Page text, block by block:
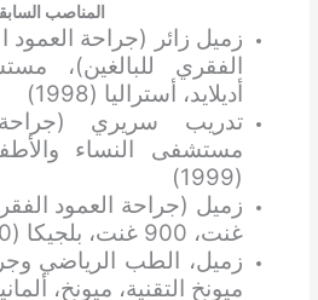
المناصب
زميل زائر (جراحة العمود
الفقري للبالغين)،
أديلايد، أستراليا (1998)
تدريب سريري
مستشفى النساء
(1999)
زميل (جراحة العمود
غنت، 900 غنت، بلجيكا (2000)
زميل، الطب الرياضي
ميونخ التقنية، ميونخ، ألمانيا